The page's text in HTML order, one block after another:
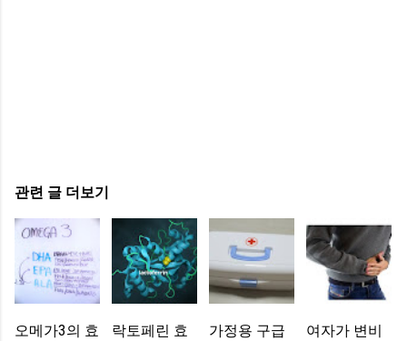
관련 글 더보기
오메가3의 효
락토페린 효
가정용 구급
여자가 변비